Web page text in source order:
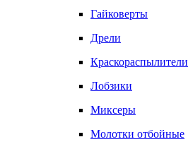
Гайковерты
Дрели
Краскораспылители
Лобзики
Миксеры
Молотки отбойные